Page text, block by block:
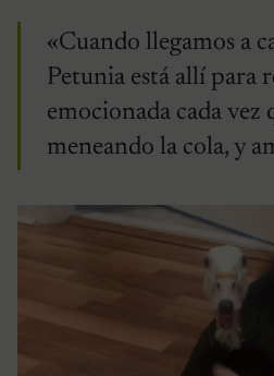
«Cuando llegamos a
Petunia está allí para
emocionada cada vez
meneando la cola, y